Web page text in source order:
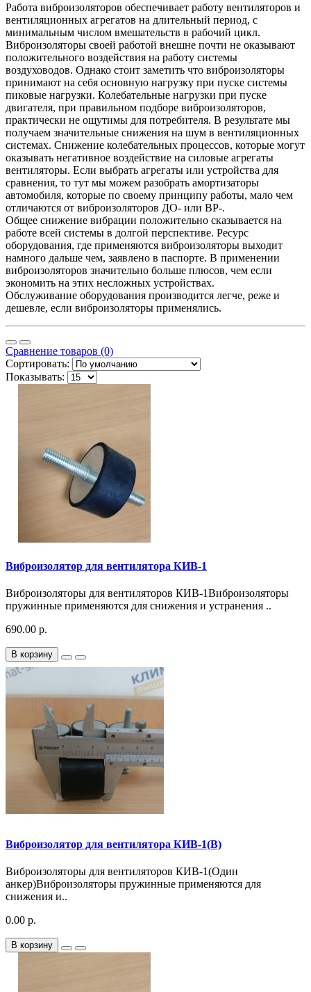
Работа виброизоляторов обеспечивает работу вентиляторов и
вентиляционных агрегатов на длительный период, с
минимальным числом вмешательств в рабочий цикл.
Виброизоляторы своей работой внешне почти не оказывают
положительного воздействия на работу системы
воздуховодов. Однако стоит заметить что виброизоляторы
принимают на себя основную нагрузку при пуске системы
пиковые нагрузки. Колебательные нагрузки при пуске
двигателя, при правильном подборе виброизоляторов,
практически не ощутимы для потребителя. В результате мы
получаем значительные снижения на шум в вентиляционных
системах. Снижение колебательных процессов, которые могут
оказывать негативное воздействие на силовые агрегаты
вентиляторы. Если выбрать агрегаты или устройства для
сравнения, то тут мы можем разобрать амортизаторы
автомобиля, которые по своему принципу работы, мало чем
отличаются от виброизоляторов ДО- или ВР-.
Общее снижение вибрации положительно сказывается на
работе всей системы в долгой перспективе. Ресурс
оборудования, где применяются виброизоляторы выходит
намного дальше чем, заявлено в паспорте. В применении
виброизоляторов значительно больше плюсов, чем если
экономить на этих несложных устройствах.
Обслуживание оборудования производится легче, реже и
дешевле, если виброизоляторы применялись.
Сравнение товаров (0)
Сортировать:
Показывать:
Виброизолятор для вентилятора КИВ-1
Виброизоляторы для вентиляторов КИВ-1Виброизоляторы
пружинные применяются для снижения и устранения ..
690.00 р.
В корзину
Виброизолятор для вентилятора КИВ-1(В)
Виброизоляторы для вентиляторов КИВ-1(Один
анкер)Виброизоляторы пружинные применяются для
снижения и..
0.00 р.
В корзину